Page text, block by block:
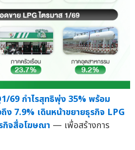
69 กำไรสุทธิพุ่ง 35% พร้อม
7.9% เดินหน้าขยายธุรกิจ LPG
กิจสื่อโฆษณา — เพื่อสร้างการ